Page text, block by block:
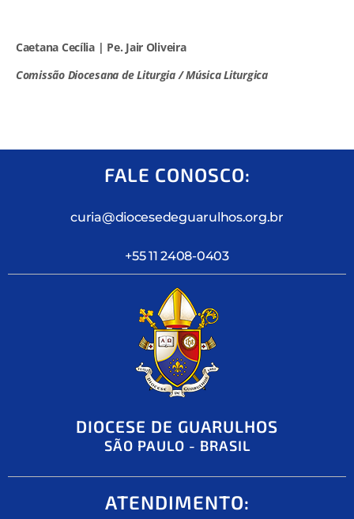
Caetana Cecília | Pe. Jair Oliveira
Comissão Diocesana de Liturgia / Música Liturgica
FALE CONOSCO:
curia@diocesedeguarulhos.org.br
+55 11 2408-0403
DIOCESE DE GUARULHOS
SÃO PAULO - BRASIL
ATENDIMENTO: